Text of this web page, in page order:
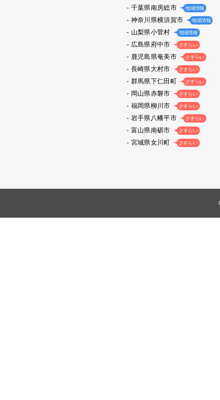
千葉県南房総市 地域情報
神奈川県横須賀市 地域情報
山梨県小菅村 地域情報
広島県府中市 さすらい
鹿児島県奄美市 さすらい
長崎県大村市 さすらい
群馬県下仁田町 さすらい
岡山県赤磐市 さすらい
福岡県柳川市 さすらい
岩手県八幡平市 さすらい
富山県南砺市 さすらい
宮城県女川町 さすらい